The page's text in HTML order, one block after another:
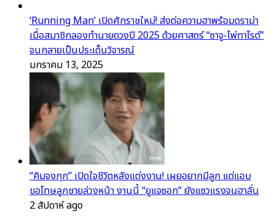
‘Running Man’ เปิดศักราชใหม่! ส่งต่อความฮาพร้อมดราม่า
เมื่อสมาชิกลองทำนายดวงปี 2025 ด้วยศาสตร์ “ซาจู-ไพ่ทาโรต์”
จนกลายเป็นประเด็นวิจารณ์
มกราคม 13, 2025
“คิมจงกุก” เปิดใจชีวิตหลังแต่งงาน! เผยอยากมีลูก แต่แอบ
ขอโทษลูกชายล่วงหน้า งานนี้ “ยูแจซอก” ยังแซวแรงจนฮาลั่น
2 สัปดาห์ ago